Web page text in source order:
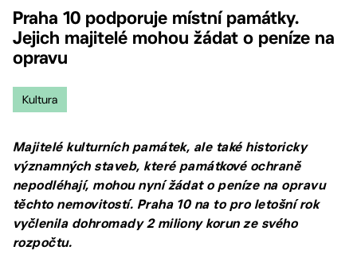
Praha 10 podporuje místní památky.
Jejich majitelé mohou žádat o peníze na
opravu
Kultura
Majitelé kulturních památek, ale také historicky
významných staveb, které památkové ochraně
nepodléhají, mohou nyní žádat o peníze na opravu
těchto nemovitostí. Praha 10 na to pro letošní rok
vyčlenila dohromady 2 miliony korun ze svého
rozpočtu.